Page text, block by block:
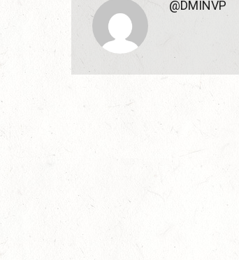
@DMINVP